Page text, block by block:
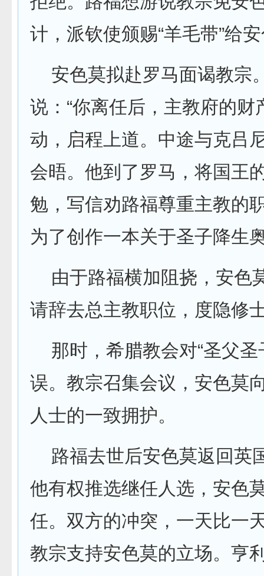
计，派钦使颁赐“羊毛带”给
安色莫拟赴罗马面谒教宗
说：“你离任后，主教府的
动，启程上道。中途与克吕
会晤。他到了罗马，将国王
勉，写信劝路福尊重主教的
为了创作一本关于圣子降生
由于路福横加阻挠，安色
请辞去总主教职位，度隐修
那时，希腊教会对“圣父圣
误。教宗召集会议，安色莫
人士的一致拥护。
路福去世后安色莫返回英
他有权推选继任人选，安色
任。双方的冲突，一天比一
教宗支持安色莫的立场。亨